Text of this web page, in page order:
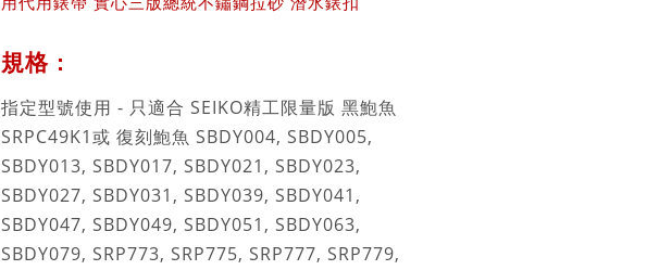
規格 :
指定型號使用 - 只適合 SEIKO精工限量版 黑鮑魚
SRPC49K1或 復刻鮑魚 SBDY004, SBDY005,
SBDY013, SBDY017, SBDY021, SBDY023,
SBDY027, SBDY031, SBDY039, SBDY041,
SBDY047, SBDY049, SBDY051, SBDY063,
SBDY079, SRP773, SRP775, SRP777, SRP779,